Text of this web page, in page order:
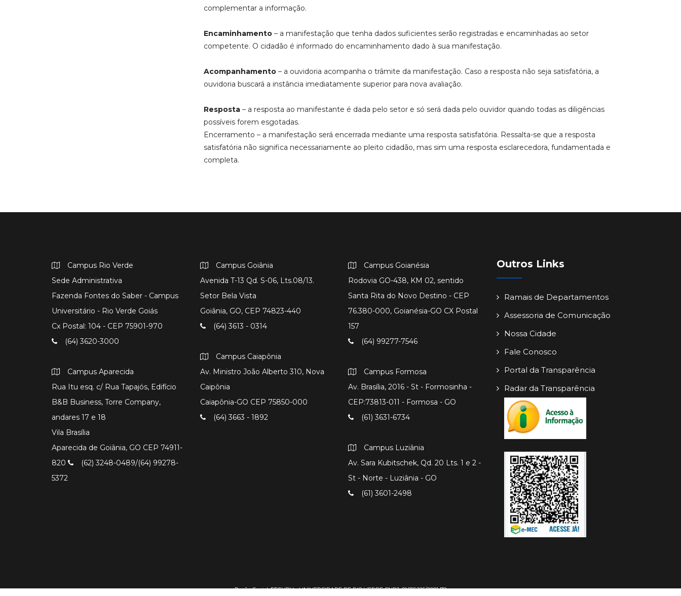
complementar a informação.
Encaminhamento – a manifestação que tenha dados suficientes serão registradas e encaminhadas ao setor
competente. O cidadão é informado do encaminhamento dado à sua manifestação.
Acompanhamento – a ouvidoria acompanha o trâmite da manifestação. Caso a resposta não seja satisfatória, a
ouvidoria buscará a instância imediatamente superior para nova avaliação.
Resposta – a resposta ao manifestante é dada pelo setor e só será dada pelo ouvidor quando todas as diligências
possíveis forem esgotadas.
Encerramento – a manifestação será encerrada mediante uma resposta satisfatória. Ressalta-se que a resposta
satisfatória não significa necessariamente ao pleito cidadão, mas sim uma resposta esclarecedora, fundamentada e
completa.
Campus Rio Verde
Sede Administrativa
Fazenda Fontes do Saber - Campus
Universitário - Rio Verde Goiás
Cx Postal: 104 - CEP 75901-970
(64) 3620-3000
Campus Aparecida
Rua Itu esq. c/ Rua Tapajós, Edifício
B&B Business, Torre Company,
andares 17 e 18
Vila Brasília
Aparecida de Goiânia, GO CEP 74911-
820
(62) 3248-0489/(64) 99278-
5372
Campus Goiânia
Avenida T-13 Qd. S-06, Lts.08/13.
Setor Bela Vista
Goiânia, GO, CEP 74823-440
(64) 3613 - 0314
Campus Caiapônia
Av. Ministro João Alberto 310, Nova
Caipônia
Caiapônia-GO CEP 75850-000
(64) 3663 - 1892
Campus Goianésia
Rodovia GO-438, KM 02, sentido
Santa Rita do Novo Destino - CEP
76.380-000, Goianésia-GO CX Postal
157
(64) 99277-7546
Campus Formosa
Av. Brasília, 2016 - St - Formosinha -
CEP:73813-011 - Formosa - GO
(61) 3631-6734
Campus Luziânia
Av. Sara Kubitschek, Qd. 20 Lts. 1 e 2 -
St - Norte - Luziânia - GO
(61) 3601-2498
Outros Links
Ramais de Departamentos
Assessoria de Comunicação
Nossa Cidade
Fale Conosco
Portal da Transparência
Radar da Transparência
Razão Social: FESURV - UNIVERSIDADE DE RIO VERDE CNPJ: 01.815.216/0001-78